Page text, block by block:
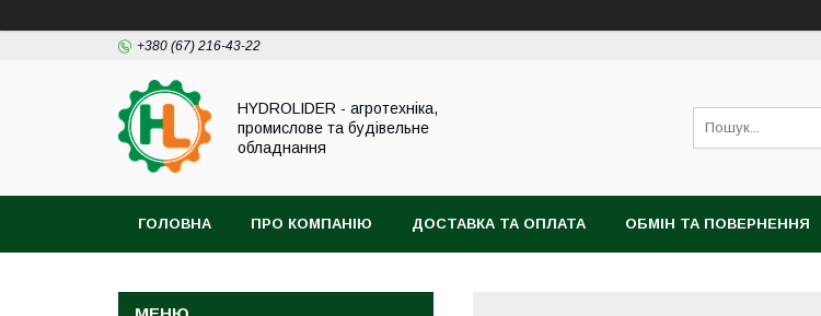
+380 (67) 216-43-22
HYDROLIDER - агротехніка,
промислове та будівельне
обладнання
ГОЛОВНА ПРО КОМПАНІЮ ДОСТАВКА ТА ОПЛАТА ОБМІН ТА ПОВЕРНЕННЯ